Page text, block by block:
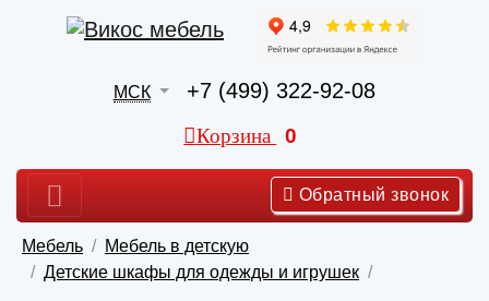
МСК +7 (499) 322-92-08
Корзина 0
Обратный звонок
Мебель
Мебель в детскую
Детские шкафы для одежды и игрушек